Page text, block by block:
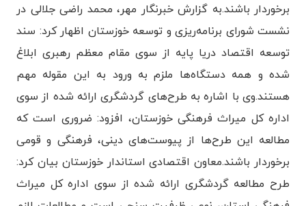
برخوردار باشند.به گزارش خبرنگار مهر، محمد راضی جلالی در
نشست شورای برنامه‌ریزی و توسعه خوزستان اظهار کرد: سند
توسعه اقتصاد دریا پایه از سوی مقام معظم رهبری ابلاغ
شده و همه دستگاه‌ها ملزم به ورود به این مقوله مهم
هستند.وی با اشاره به طرح‌های گردشگری ارائه شده از سوی
اداره کل میراث فرهنگی خوزستان، افزود: ضروری است که
مطالعه این طرح‌ها از پیوست‌های دینی، فرهنگی و قومی
برخوردار باشند.معاون اقتصادی استاندار خوزستان بیان کرد:
طرح مطالعه گردشگری ارائه شده از سوی اداره کل میراث